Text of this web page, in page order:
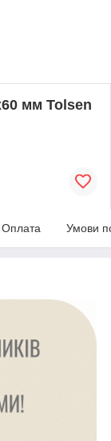
мм Tolsen
Оплата Умови